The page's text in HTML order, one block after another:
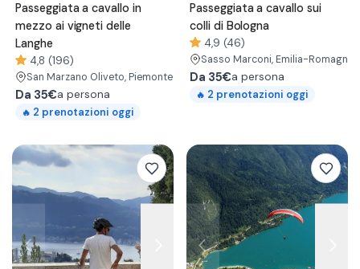
Passeggiata a cavallo in
mezzo ai vigneti delle
Langhe
4,8 (196)
San Marzano Oliveto, Piemonte
Da 35€a persona
🔥 2 prenotazioni oggi
Passeggiata a cavallo sui
colli di Bologna
4,9 (46)
Sasso Marconi, Emilia-Romagna
Da 35€a persona
🔥 2 prenotazioni oggi